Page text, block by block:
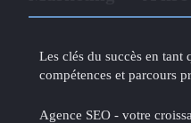
Les clés du succès en tant
compétences et parcours
Agence SEO - votre